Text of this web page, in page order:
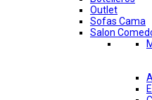
Outlet
Sofas Cama
Salon